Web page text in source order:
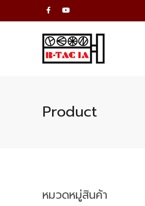
Product
หมวดหมู่สินค้า